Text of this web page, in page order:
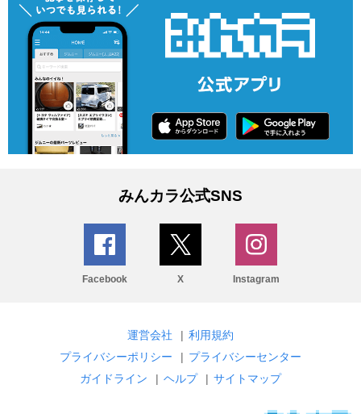
みんカラ公式SNS
Facebook X Instagram
運営会社 | 利用規約
プライバシーポリシー
| プライバシーセンター
ガイドライン
| ヘルプ | サイトマップ